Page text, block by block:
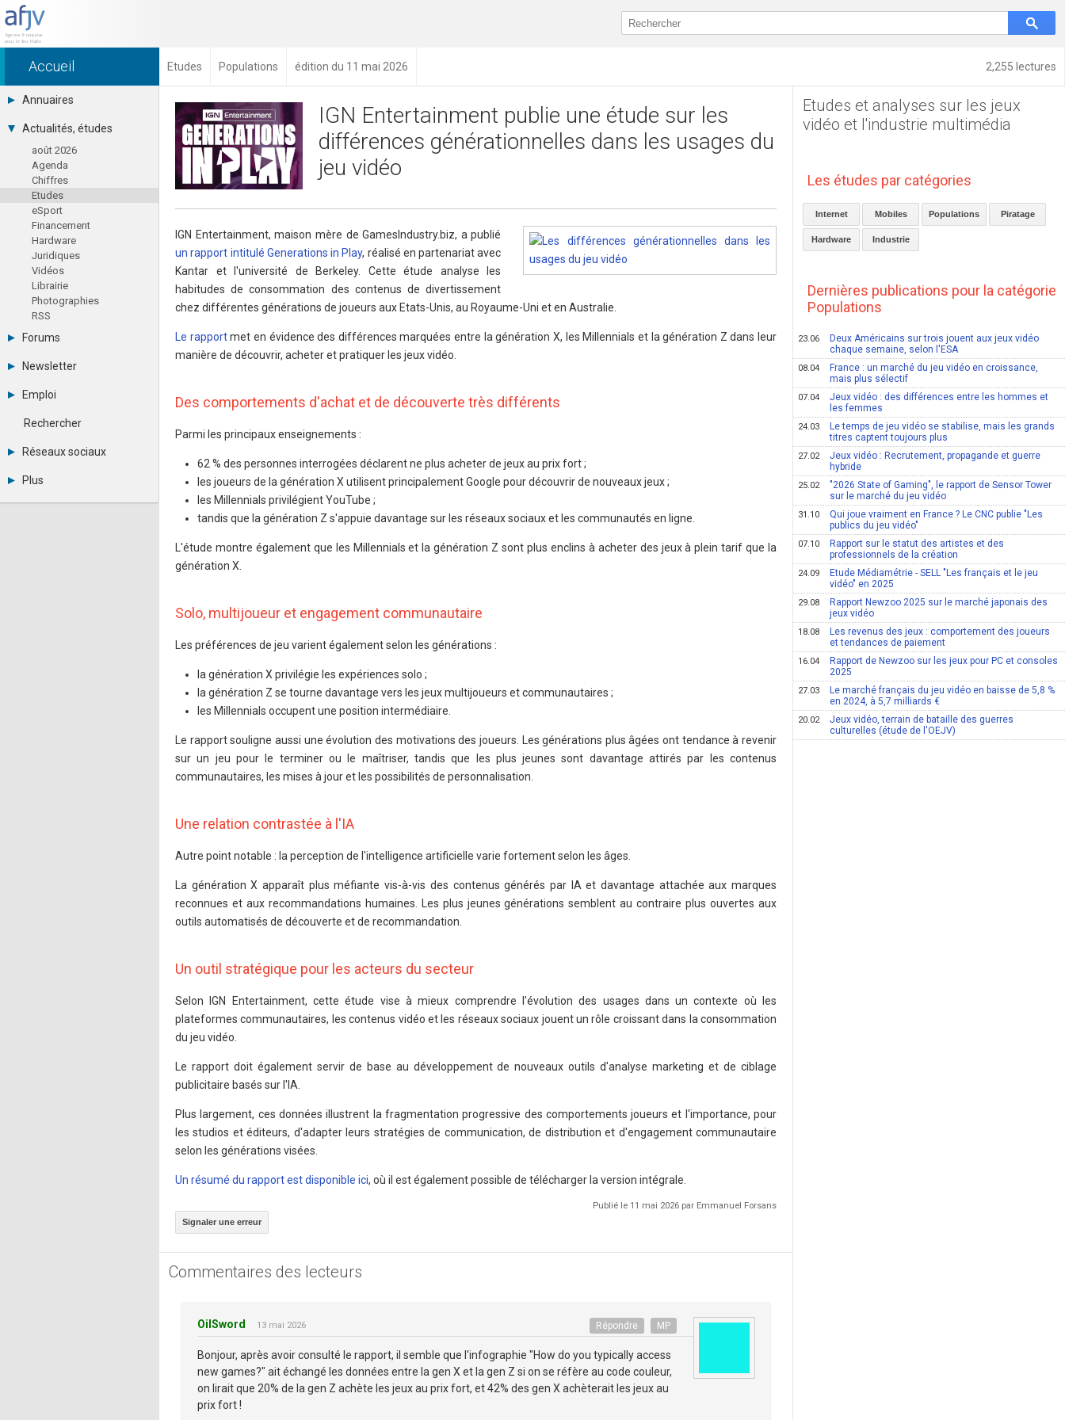
2,255 lectures
Accueil Etudes Populations édition du 11 mai 2026
Annuaires
Toutes les sociétés (691)
Studios (418)
Editeurs (49)
Distributeurs (16)
Hard. / Accessoires (10)
Middlewares (15)
Prestataires (99)
Assoc. / Syndicats (21)
Formations / Ecoles (46)
Presse spécialisée (17)
Actualités, études
août 2026
Agenda
Chiffres
Etudes
eSport
Financement
Hardware
Juridiques
Vidéos
Librairie
Photographies
RSS
Forums
Tous les forums
Se connecter
Messages privés
Contacter un modérateur
Newsletter
Archives
Abonnement
Emploi
Consulter les annonces
Observatoire de l'emploi
Rechercher
Réseaux sociaux
LinkedIn
Plus
Annonceurs
IGN Entertainment publie une étude sur les
différences générationnelles dans les usages du
jeu vidéo
IGN Entertainment, maison mère de GamesIndustry.biz, a publié
un rapport intitulé Generations in Play, réalisé en partenariat avec
Kantar et l'université de Berkeley. Cette étude analyse les
habitudes de consommation des contenus de divertissement
chez différentes générations de joueurs aux Etats-Unis, au Royaume-Uni et en Australie.
Le rapportmet en évidence des différences marquées entre la génération X, les Millennials et la génération Z dans leur
manière de découvrir, acheter et pratiquer les jeux vidéo.
Des comportements d'achat et de découverte très différents
Parmi les principaux enseignements :
62 % des personnes interrogées déclarent ne plus acheter de jeux au prix fort ;
les joueurs de la génération X utilisent principalement Google pour découvrir de nouveaux jeux ;
les Millennials privilégient YouTube ;
tandis que la génération Z s'appuie davantage sur les réseaux sociaux et les communautés en ligne.
L'étude montre également que les Millennials et la génération Z sont plus enclins à acheter des jeux à plein tarif que la
génération X.
Solo, multijoueur et engagement communautaire
Les préférences de jeu varient également selon les générations :
la génération X privilégie les expériences solo ;
la génération Z se tourne davantage vers les jeux multijoueurs et communautaires ;
les Millennials occupent une position intermédiaire.
Le rapport souligne aussi une évolution des motivations des joueurs. Les générations plus âgées ont tendance à revenir
sur un jeu pour le terminer ou le maîtriser, tandis que les plus jeunes sont davantage attirés par les contenus
communautaires, les mises à jour et les possibilités de personnalisation.
Une relation contrastée à l'IA
Autre point notable : la perception de l'intelligence artificielle varie fortement selon les âges.
La génération X apparaît plus méfiante vis-à-vis des contenus générés par IA et davantage attachée aux marques
reconnues et aux recommandations humaines. Les plus jeunes générations semblent au contraire plus ouvertes aux
outils automatisés de découverte et de recommandation.
Un outil stratégique pour les acteurs du secteur
Selon IGN Entertainment, cette étude vise à mieux comprendre l'évolution des usages dans un contexte où les
plateformes communautaires, les contenus vidéo et les réseaux sociaux jouent un rôle croissant dans la consommation
du jeu vidéo.
Le rapport doit également servir de base au développement de nouveaux outils d'analyse marketing et de ciblage
publicitaire basés sur l'IA.
Plus largement, ces données illustrent la fragmentation progressive des comportements joueurs et l'importance, pour
les studios et éditeurs, d'adapter leurs stratégies de communication, de distribution et d'engagement communautaire
selon les générations visées.
Un résumé du rapport est disponible ici, où il est également possible de télécharger la version intégrale.
Publié le 11 mai 2026 par Emmanuel Forsans
Signaler une erreur
Commentaires des lecteurs
OilSword 13 mai 2026 Répondre MP
Bonjour, après avoir consulté le rapport, il semble que l'infographie "How do you typically access
new games?" ait échangé les données entre la gen X et la gen Z si on se réfère au code couleur,
on lirait que 20% de la gen Z achète les jeux au prix fort, et 42% des gen X achèterait les jeux au
prix fort !
Etudes et analyses sur les jeux
vidéo et l'industrie multimédia
Les études par catégories
Internet Mobiles Populations Piratage
Hardware Industrie
Dernières publications pour la catégorie
Populations
23.06
Deux Américains sur trois jouent aux jeux vidéo
chaque semaine, selon l'ESA
08.04
France : un marché du jeu vidéo en croissance,
mais plus sélectif
07.04
Jeux vidéo : des différences entre les hommes et
les femmes
24.03
Le temps de jeu vidéo se stabilise, mais les grands
titres captent toujours plus
27.02
Jeux vidéo : Recrutement, propagande et guerre
hybride
25.02
"2026 State of Gaming", le rapport de Sensor Tower
sur le marché du jeu vidéo
31.10
Qui joue vraiment en France ? Le CNC publie "Les
publics du jeu vidéo"
07.10
Rapport sur le statut des artistes et des
professionnels de la création
24.09
Etude Médiamétrie - SELL "Les français et le jeu
vidéo" en 2025
29.08
Rapport Newzoo 2025 sur le marché japonais des
jeux vidéo
18.08
Les revenus des jeux : comportement des joueurs
et tendances de paiement
16.04
Rapport de Newzoo sur les jeux pour PC et consoles
2025
27.03
Le marché français du jeu vidéo en baisse de 5,8 %
en 2024, à 5,7 milliards €
20.02
Jeux vidéo, terrain de bataille des guerres
culturelles (étude de l'OEJV)